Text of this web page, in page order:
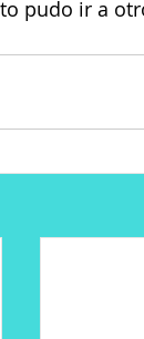
pudo ir a